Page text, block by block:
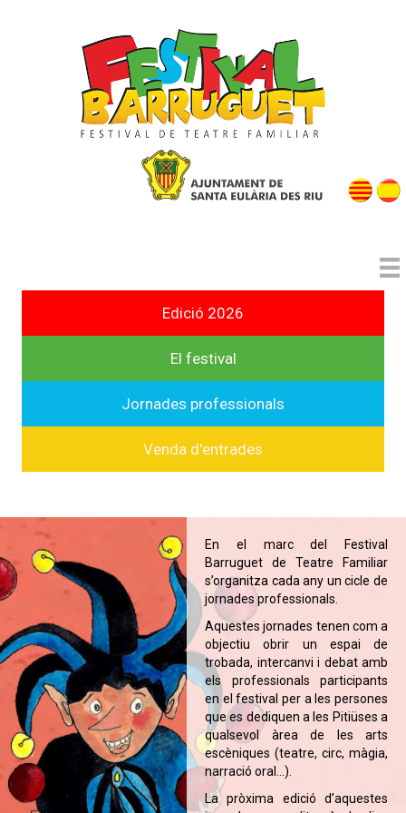
Edició 2026
El festival
Jornades professionals
Venda d'entrades
En el marc del Festival
Barruguet de Teatre Familiar
s’organitza cada any un cicle de
jornades professionals.
Aquestes jornades tenen com a
objectiu obrir un espai de
trobada, intercanvi i debat amb
els professionals participants
en el festival per a les persones
que es dediquen a les Pitiüses a
qualsevol àrea de les arts
escèniques (teatre, circ, màgia,
narració oral...).
La pròxima edició d’aquestes